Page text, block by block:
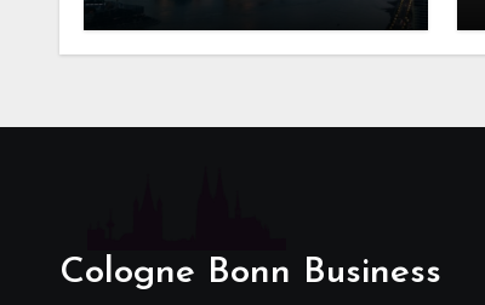
Technologie
Cologne Bonn Business